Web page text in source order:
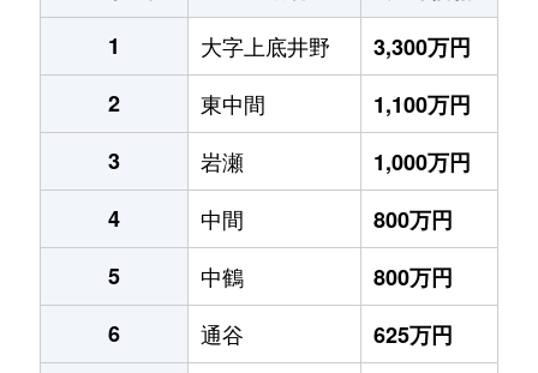
1
大字上底井野
3,300万円
2
東中間
1,100万円
3
岩瀬
1,000万円
4
中間
800万円
5
中鶴
800万円
6
通谷
625万円